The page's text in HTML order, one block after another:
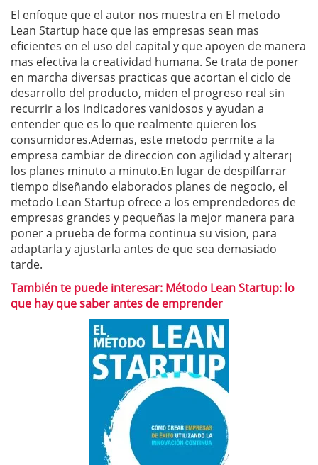
El enfoque que el autor nos muestra en El metodo
Lean Startup hace que las empresas sean mas
eficientes en el uso del capital y que apoyen de manera
mas efectiva la creatividad humana. Se trata de poner
en marcha diversas practicas que acortan el ciclo de
desarrollo del producto, miden el progreso real sin
recurrir a los indicadores vanidosos y ayudan a
entender que es lo que realmente quieren los
consumidores.Ademas, este metodo permite a la
empresa cambiar de direccion con agilidad y alterar¡
los planes minuto a minuto.En lugar de despilfarrar
tiempo diseñando elaborados planes de negocio, el
metodo Lean Startup ofrece a los emprendedores de
empresas grandes y pequeñas la mejor manera para
poner a prueba de forma continua su vision, para
adaptarla y ajustarla antes de que sea demasiado
tarde.
También te puede interesar: Método Lean Startup: lo
que hay que saber antes de emprender